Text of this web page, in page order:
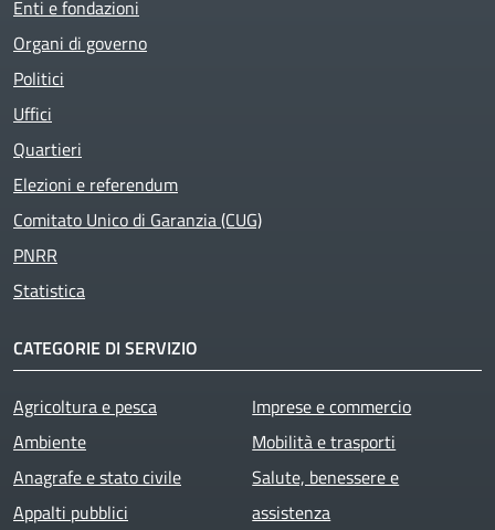
Enti e fondazioni
Organi di governo
Politici
Uffici
Quartieri
Elezioni e referendum
Comitato Unico di Garanzia (CUG)
PNRR
Statistica
CATEGORIE DI SERVIZIO
Agricoltura e pesca
Ambiente
Anagrafe e stato civile
Appalti pubblici
Imprese e commercio
Mobilità e trasporti
Salute, benessere e
assistenza